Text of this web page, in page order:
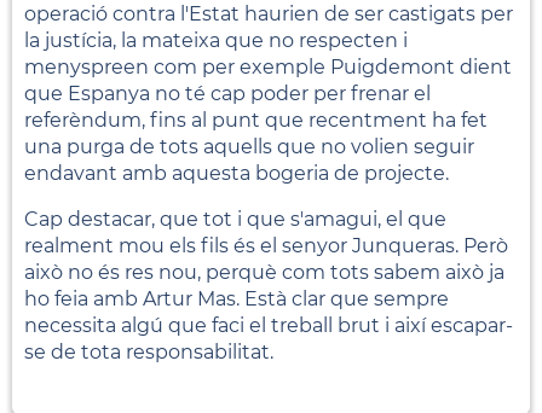
operació contra l'Estat haurien de ser castigats per
la justícia, la mateixa que no respecten i
menyspreen com per exemple Puigdemont dient
que Espanya no té cap poder per frenar el
referèndum, fins al punt que recentment ha fet
una purga de tots aquells que no volien seguir
endavant amb aquesta bogeria de projecte.
Cap destacar, que tot i que s'amagui, el que
realment mou els fils és el senyor Junqueras. Però
això no és res nou, perquè com tots sabem això ja
ho feia amb Artur Mas. Està clar que sempre
necessita algú que faci el treball brut i així escapar-
se de tota responsabilitat.